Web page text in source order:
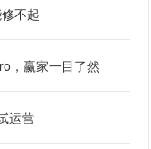
不起
，赢家一目了然
运营